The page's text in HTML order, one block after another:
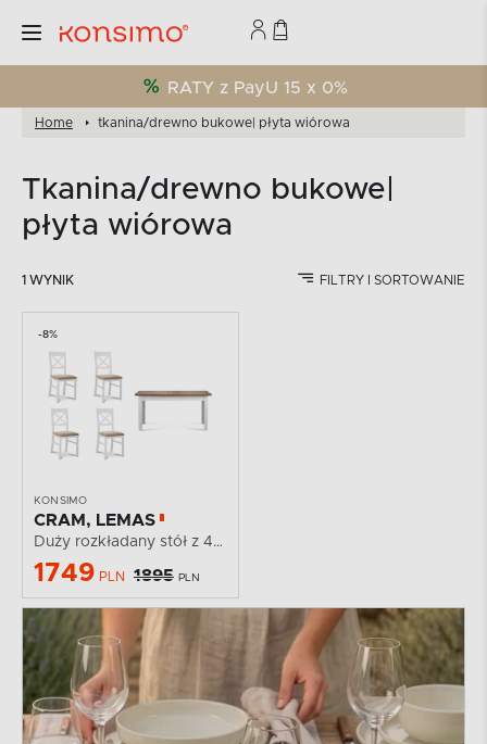
RATY z PayU 15 x 0%
Home tkanina/drewno bukowe| płyta wiórowa
tkanina/drewno bukowe|
płyta wiórowa
1 WYNIK FILTRY I SORTOWANIE
-8%
KONSIMO
CRAM, LEMAS
Duży rozkładany stół z 4 krzesłami biały/dąb
1749 PLN 1895 PLN